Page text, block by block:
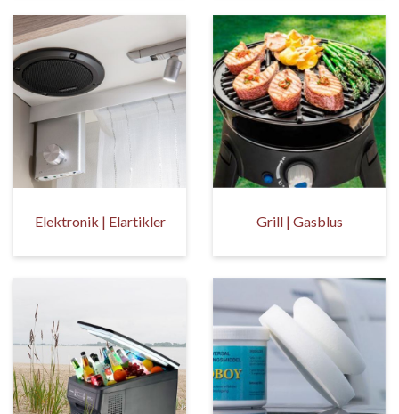
Elektronik | Elartikler Grill | Gasblus